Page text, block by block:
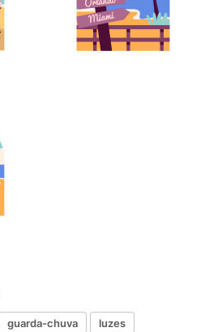
guarda-chuva
luzes